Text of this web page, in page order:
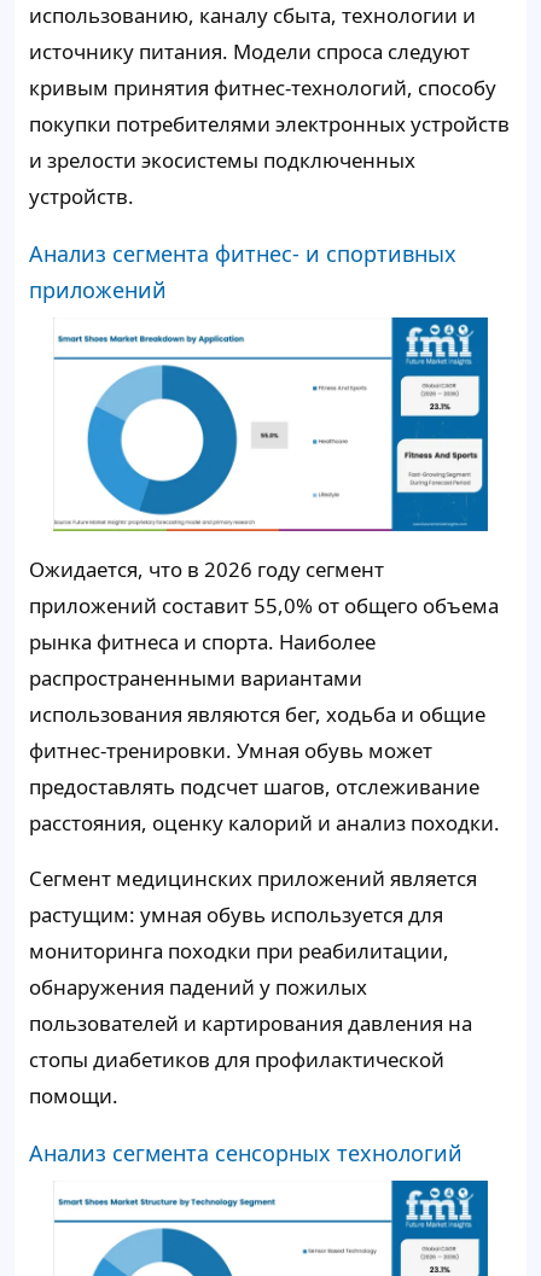
использованию, каналу сбыта, технологии и
источнику питания. Модели спроса следуют
кривым принятия фитнес-технологий, способу
покупки потребителями электронных устройств
и зрелости экосистемы подключенных
устройств.
Анализ сегмента фитнес- и спортивных
приложений
Ожидается, что в 2026 году сегмент
приложений составит 55,0% от общего объема
рынка фитнеса и спорта. Наиболее
распространенными вариантами
использования являются бег, ходьба и общие
фитнес-тренировки. Умная обувь может
предоставлять подсчет шагов, отслеживание
расстояния, оценку калорий и анализ походки.
Сегмент медицинских приложений является
растущим: умная обувь используется для
мониторинга походки при реабилитации,
обнаружения падений у пожилых
пользователей и картирования давления на
стопы диабетиков для профилактической
помощи.
Анализ сегмента сенсорных технологий